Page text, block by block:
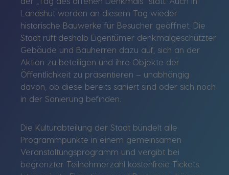
Landshut werden an diesem Tag wieder
historische Bauwerke für Besucher geöffnet. Die
Stadt ruft deshalb Eigentümer denkmalgeschützter
Gebäude und Bauherren dazu auf, sich an der
Aktion zu beteiligen und ihre Objekte der
Öffentlichkeit zu präsentieren – unabhängig
davon, ob diese bereits saniert sind oder sich noch
in der Sanierung befinden.
Die Kulturabteilung der Stadt bündelt alle
Programmpunkte in einem gemeinsamen
Veranstaltungsprogramm und vergibt bei
begrenzter Teilnehmerzahl kostenfreie Tickets.